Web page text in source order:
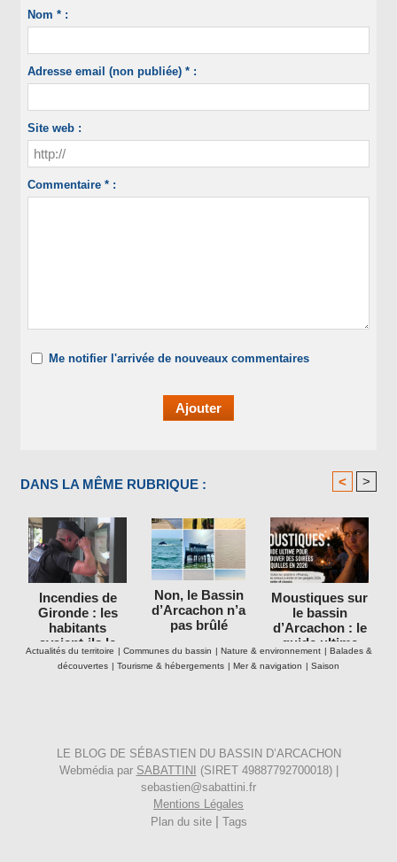
Nom * :
Adresse email (non publiée) * :
Site web :
Commentaire * :
Me notifier l'arrivée de nouveaux commentaires
DANS LA MÊME RUBRIQUE : < >
Incendies de
Gironde : les
habitants
avaient-ils le
droit de rester
dans leurs
Non, le Bassin
d’Arcachon n’a
pas brûlé
Moustiques sur
le bassin
d’Arcachon : le
guide ultime
pour retrouver
des soirées
Actualités du territoire | Communes du bassin | Nature & environnement | Balades &
découvertes | Tourisme & hébergements | Mer & navigation | Saison
LE BLOG DE SÉBASTIEN DU BASSIN D’ARCACHON
Webmédia par SABATTINI
(SIRET 49887792700018) |
sebastien@sabattini.fr
Mentions Légales
Plan du site | Tags